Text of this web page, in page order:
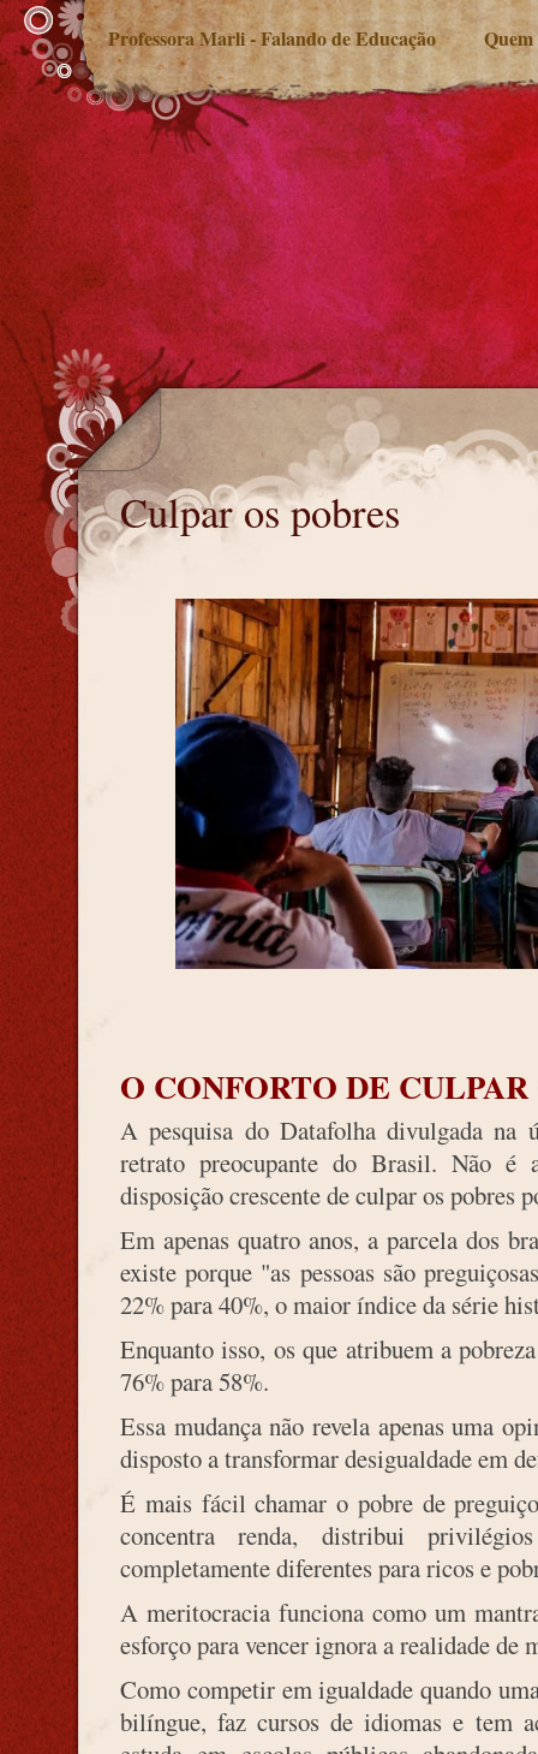
Professora Marli - Falando de Educação Quem
Culpar os pobres
Culpar os pobres
O CONFORTO DE CULPAR
A pesquisa do Datafolha divulgada na
retrato preocupante do Brasil. Não é
disposição crescente de culpar os pobres
Em apenas quatro anos, a parcela dos
existe porque "as pessoas são
22% para 40%, o maior índice da série
Enquanto isso, os que atribuem a
76% para 58%.
Essa mudança não revela apenas uma
disposto a transformar desigualdade em
É mais fácil chamar o pobre de
concentra renda, distribui
completamente diferentes para ricos e
A meritocracia funciona como um
esforço para vencer ignora a realidade de
Como competir em igualdade quando
bilíngue, faz cursos de idiomas e tem